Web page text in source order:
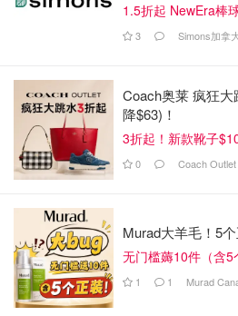
温哥华 BURNABY
Burnaby, BC
菜单价格参考
店内特色菜品价格不贵且大碗能
1.5折起 NewEra棒
3 Simons加拿
Coach奥莱 疯狂
降$63)！
3折起！新款靴子
0 Coach
Murad大羊毛！5
无门槛薅10件（含5
1 1 Murad